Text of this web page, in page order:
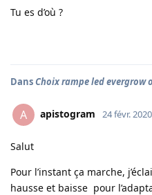
Tu es d’où ?
DansChoix rampe led evergrow
A apistogram 24 févr. 2020
Salut
Pour l’instant ça marche,
hausse et baisse pour